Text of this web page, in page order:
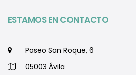
ESTAMOS EN CONTACTO
Paseo San Roque, 6
05003 Ávila